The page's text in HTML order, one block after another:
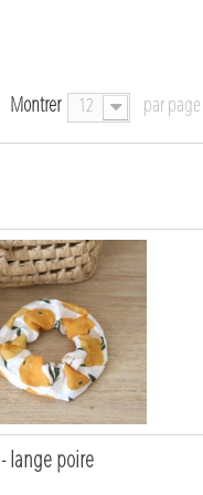
Montrer 12 par page
lange poire